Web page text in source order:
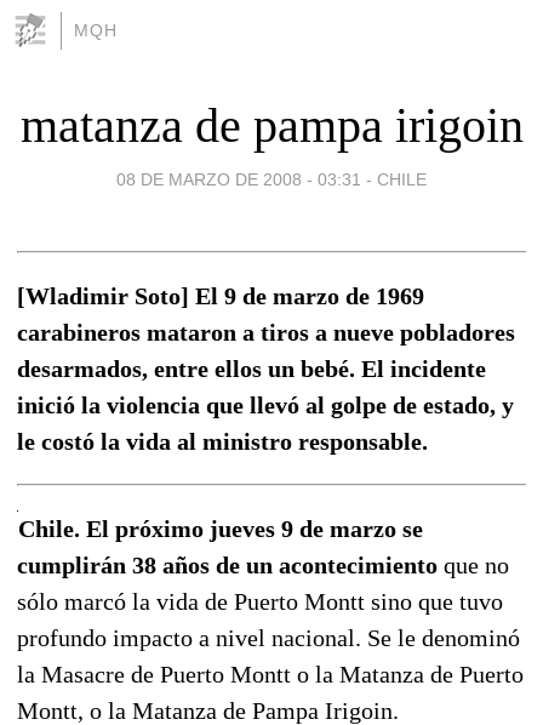
MQH
matanza de pampa irigoin
08 DE MARZO DE 2008 - 03:31 - CHILE
[Wladimir Soto] El 9 de marzo de 1969
carabineros mataron a tiros a nueve pobladores
desarmados, entre ellos un bebé. El incidente
inició la violencia que llevó al golpe de estado, y
le costó la vida al ministro responsable.
Chile. El próximo jueves 9 de marzo se
cumplirán 38 años de un acontecimiento que no
sólo marcó la vida de Puerto Montt sino que tuvo
profundo impacto a nivel nacional. Se le denominó
la Masacre de Puerto Montt o la Matanza de Puerto
Montt, o la Matanza de Pampa Irigoin.